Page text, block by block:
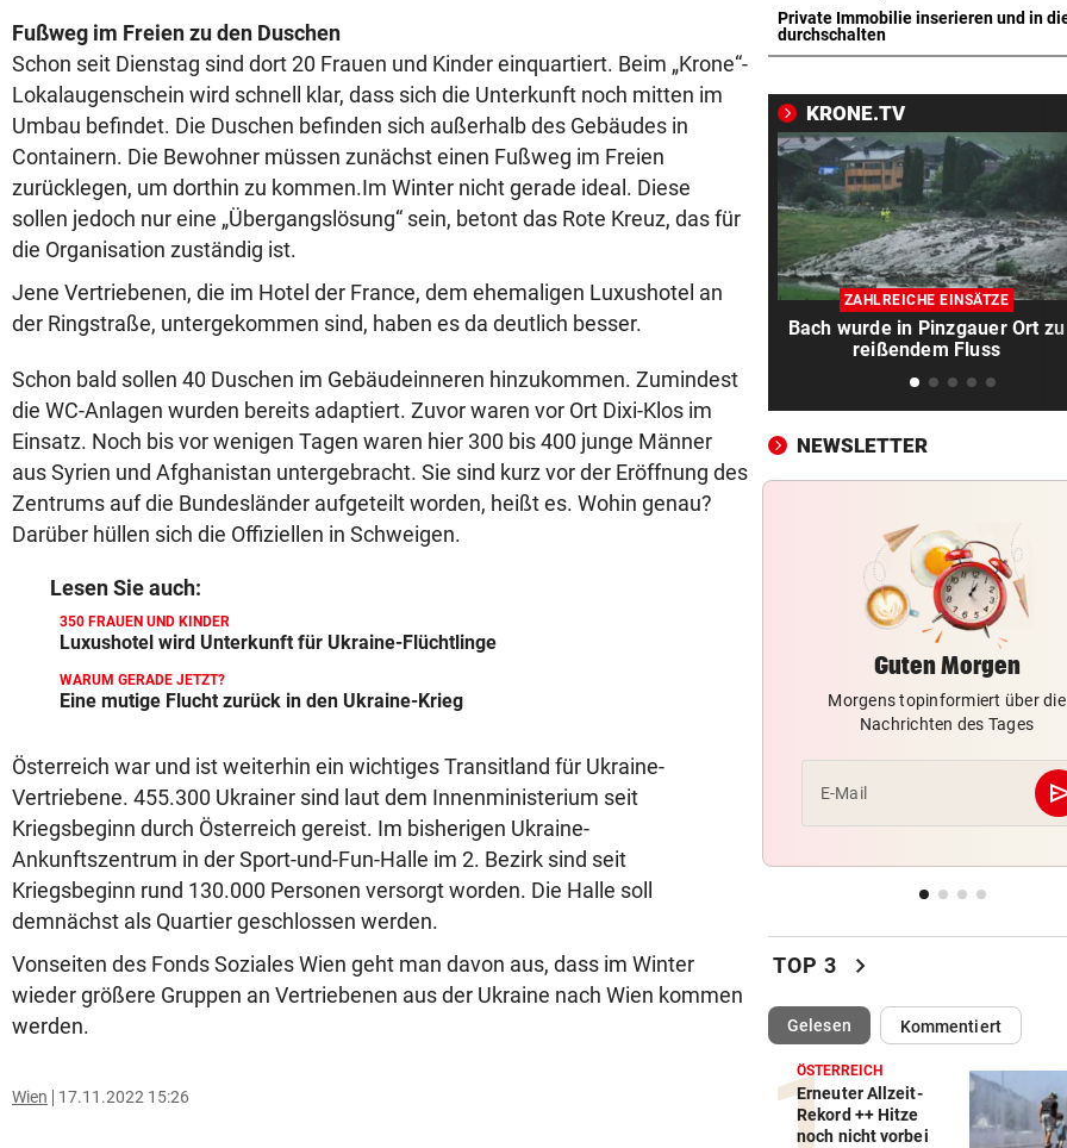
Fußweg im Freien zu den Duschen
Schon seit Dienstag sind dort 20 Frauen und Kinder einquartiert. Beim „Krone“-
Lokalaugenschein wird schnell klar, dass sich die Unterkunft noch mitten im
Umbau befindet. Die Duschen befinden sich außerhalb des Gebäudes in
Containern. Die Bewohner müssen zunächst einen Fußweg im Freien
zurücklegen, um dorthin zu kommen.Im Winter nicht gerade ideal. Diese
sollen jedoch nur eine „Übergangslösung“ sein, betont das Rote Kreuz, das für
die Organisation zuständig ist.
Jene Vertriebenen, die im Hotel der France, dem ehemaligen Luxushotel an
der Ringstraße, untergekommen sind, haben es da deutlich besser.
Schon bald sollen 40 Duschen im Gebäudeinneren hinzukommen. Zumindest
die WC-Anlagen wurden bereits adaptiert. Zuvor waren vor Ort Dixi-Klos im
Einsatz. Noch bis vor wenigen Tagen waren hier 300 bis 400 junge Männer
aus Syrien und Afghanistan untergebracht. Sie sind kurz vor der Eröffnung des
Zentrums auf die Bundesländer aufgeteilt worden, heißt es. Wohin genau?
Darüber hüllen sich die Offiziellen in Schweigen.
Lesen Sie auch:
350 FRAUEN UND KINDER
Luxushotel wird Unterkunft für Ukraine-Flüchtlinge
WARUM GERADE JETZT?
Eine mutige Flucht zurück in den Ukraine-Krieg
Österreich war und ist weiterhin ein wichtiges Transitland für Ukraine-
Vertriebene. 455.300 Ukrainer sind laut dem Innenministerium seit
Kriegsbeginn durch Österreich gereist. Im bisherigen Ukraine-
Ankunftszentrum in der Sport-und-Fun-Halle im 2. Bezirk sind seit
Kriegsbeginn rund 130.000 Personen versorgt worden. Die Halle soll
demnächst als Quartier geschlossen werden.
Vonseiten des Fonds Soziales Wien geht man davon aus, dass im Winter
wieder größere Gruppen an Vertriebenen aus der Ukraine nach Wien kommen
werden.
Wien 17.11.2022 15:26
Wienerin stieß vor 100 Jahren
Rekord für Ewigkeit
NACH FRANKFURT-WECHSEL
Klepeisz: „Herausforderung,
ich haben wollte“
ANDREAS HERZOG: vor
„Nur Pflicht erfüllt, brauchen
Ausrufezeichen!“
VERATSCHNIG GEGEN „EX“ vor
gegen den WAC jubeln!“
„EXTREM ANSTRENGEND“
Arzt auf Auslandsmission:
MÜHSAME ENERGIEWENDE vor
Heikler Kraftakt: Neue
brauchen Geduld
„KRONE“-KOMMENTAR vor
Das Märchen der deutschen
Autobauer
vor
Jugendbande machte auch
Gotteshaus nicht Halt
Individualität
Private Immobilie inserieren und in
durchschalten
in neuem Tab öffnen
KRONE.TV
ZAHLREICHE EINSÄTZE
Bach wurde in Pinzgauer Ort zu
reißendem Fluss
NEWSLETTER
Guten Morgen
Morgens topinformiert über die
Nachrichten des Tages
E-Mail
TOP 3 chevron_right
Gelesen(ausgewählt)Kommentiert
ÖSTERREICH
Erneuter Allzeit-
Rekord ++ Hitze
noch nicht vorbei